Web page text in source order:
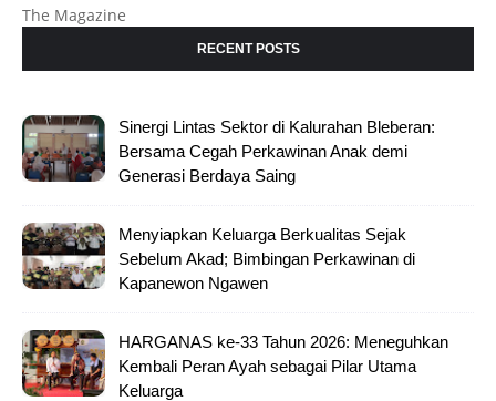
The Magazine
RECENT POSTS
Sinergi Lintas Sektor di Kalurahan Bleberan:
Bersama Cegah Perkawinan Anak demi
Generasi Berdaya Saing
Menyiapkan Keluarga Berkualitas Sejak
Sebelum Akad; Bimbingan Perkawinan di
Kapanewon Ngawen
HARGANAS ke-33 Tahun 2026: Meneguhkan
Kembali Peran Ayah sebagai Pilar Utama
Keluarga